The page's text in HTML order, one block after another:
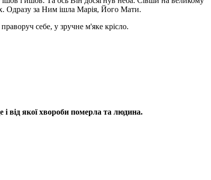
Одразу за Ним ішла Марія, Його Мати.
себе, у зручне м'яке крісло.
від якої хвороби померла та людина.